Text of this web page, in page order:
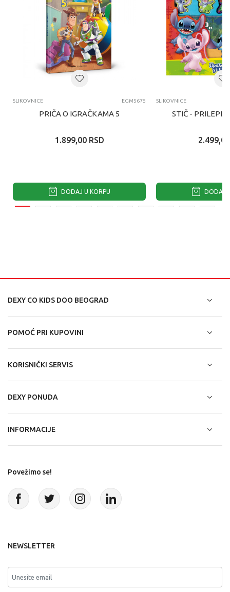
SLIKOVNICE EGM5675
PRIČA O IGRAČKAMA 5
1.899,00 RSD
DODAJ U KORPU
SLIKOVNICE
STIČ -
2.499,00
DODAJ
DEXY CO KIDS DOO BEOGRAD
POMOĆ PRI KUPOVINI
KORISNIČKI SERVIS
DEXY PONUDA
INFORMACIJE
Povežimo se!
NEWSLETTER